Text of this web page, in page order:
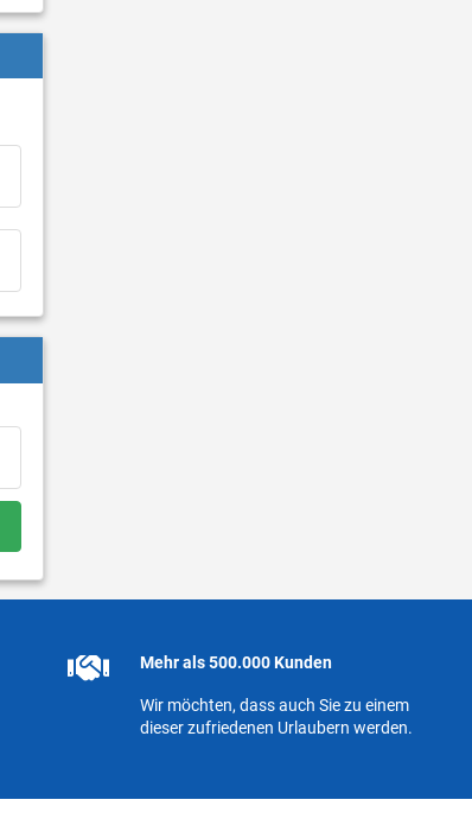
Mehr als 500.000 Kunden
Wir möchten, dass auch Sie zu einem
dieser zufriedenen Urlaubern werden.